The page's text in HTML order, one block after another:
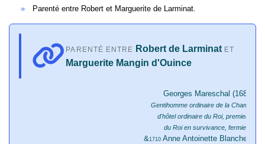
Parenté entre Robert et Marguerite de Larminat.
PARENTÉ ENTRE Robert de LarminatET
Marguerite Mangin d'Ouince
Georges Mareschal (1685-
Gentihomme ordinaire de la Chambre
d'hôtel ordinaire du Roi, premier
du Roi en survivance, fermier
&1710Anne Antoinette Blanchet